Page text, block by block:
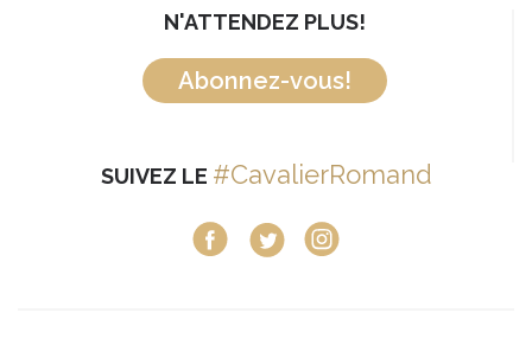
N'ATTENDEZ PLUS!
Abonnez-vous!
SUIVEZ LE #CavalierRomand